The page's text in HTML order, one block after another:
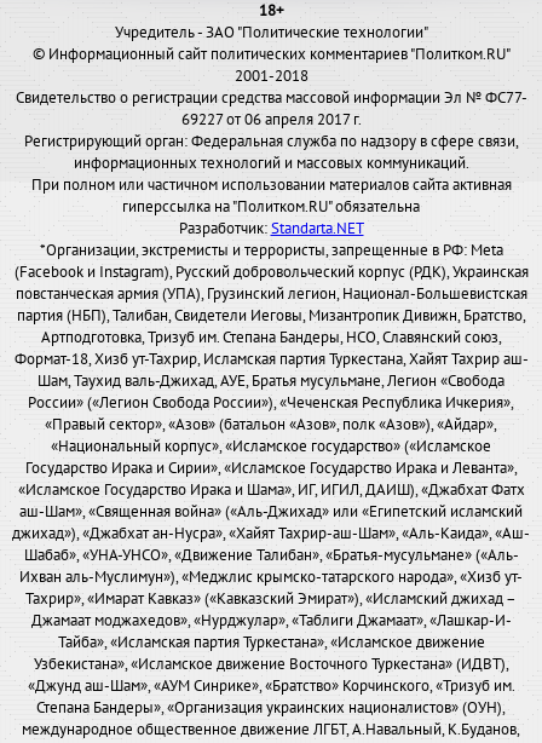
18+
Учредитель - ЗАО "Политические технологии"
© Информационный сайт политических комментариев "Политком.RU"
2001-2018
Свидетельство о регистрации средства массовой информации Эл № ФС77-
69227 от 06 апреля 2017 г.
Регистрирующий орган: Федеральная служба по надзору в сфере связи,
информационных технологий и массовых коммуникаций.
При полном или частичном использовании материалов сайта активная
гиперссылка на "Политком.RU" обязательна
Разработчик:Standarta.NET
*Организации, экстремисты и террористы, запрещенные в РФ: Meta
(Facebook и Instagram), Русский добровольческий корпус (РДК), Украинская
повстанческая армия (УПА), Грузинский легион, Национал-Большевистская
партия (НБП), Талибан, Свидетели Иеговы, Мизантропик Дивижн, Братство,
Артподготовка, Тризуб им. Степана Бандеры, НСО, Славянский союз,
Формат-18, Хизб ут-Тахрир, Исламская партия Туркестана, Хайят Тахрир аш-
Шам, Таухид валь-Джихад, АУЕ, Братья мусульмане, Легион «Свобода
России» («Легион Свобода России»), «Чеченская Республика Ичкерия»,
«Правый сектор», «Азов» (батальон «Азов», полк «Азов»), «Айдар»,
«Национальный корпус», «Исламское государство» («Исламское
Государство Ирака и Сирии», «Исламское Государство Ирака и Леванта»,
«Исламское Государство Ирака и Шама», ИГ, ИГИЛ, ДАИШ), «Джабхат Фатх
аш-Шам», «Священная война» («Аль-Джихад» или «Египетский исламский
джихад»), «Джабхат ан-Нусра», «Хайят Тахрир-аш-Шам», «Аль-Каида», «Аш-
Шабаб», «УНА-УНСО», «Движение Талибан», «Братья-мусульмане» («Аль-
Ихван аль-Муслимун»), «Меджлис крымско-татарского народа», «Хизб ут-
Тахрир», «Имарат Кавказ» («Кавказский Эмират»), «Исламский джихад –
Джамаат моджахедов», «Нурджулар», «Таблиги Джамаат», «Лашкар-И-
Тайба», «Исламская партия Туркестана», «Исламское движение
Узбекистана», «Исламское движение Восточного Туркестана» (ИДВТ),
«Джунд аш-Шам», «АУМ Синрике», «Братство» Корчинского, «Тризуб им.
Степана Бандеры», «Организация украинских националистов» (ОУН),
международное общественное движение ЛГБТ, А.Навальный, К.Буданов,